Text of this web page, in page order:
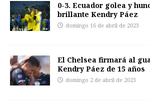
0-3. Ecuador golea y
brillante Kendry Páez
domingo 16 de abril de 2023
El Chelsea firmará al
Kendry Páez de 15 años
domingo 2 de abril de 2023